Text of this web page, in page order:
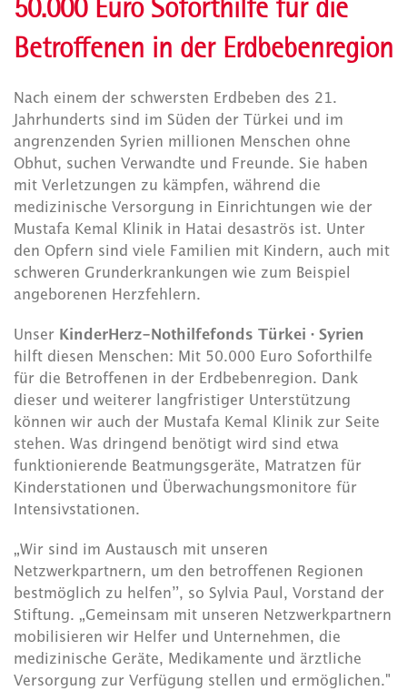
50.000 Euro Soforthilfe für die
Betroffenen in der Erdbebenregion
Nach einem der schwersten Erdbeben des 21.
Jahrhunderts sind im Süden der Türkei und im
angrenzenden Syrien millionen Menschen ohne
Obhut, suchen Verwandte und Freunde. Sie haben
mit Verletzungen zu kämpfen, während die
medizinische Versorgung in Einrichtungen wie der
Mustafa Kemal Klinik in Hatai desaströs ist. Unter
den Opfern sind viele Familien mit Kindern, auch mit
schweren Grunderkrankungen wie zum Beispiel
angeborenen Herzfehlern.
Unser KinderHerz-Nothilfefonds Türkei · Syrien
hilft diesen Menschen: Mit 50.000 Euro Soforthilfe
für die Betroffenen in der Erdbebenregion. Dank
dieser und weiterer langfristiger Unterstützung
können wir auch der Mustafa Kemal Klinik zur Seite
stehen. Was dringend benötigt wird sind etwa
funktionierende Beatmungsgeräte, Matratzen für
Kinderstationen und Überwachungsmonitore für
Intensivstationen.
„Wir sind im Austausch mit unseren
Netzwerkpartnern, um den betroffenen Regionen
bestmöglich zu helfen”, so Sylvia Paul, Vorstand der
Stiftung. „Gemeinsam mit unseren Netzwerkpartnern
mobilisieren wir Helfer und Unternehmen, die
medizinische Geräte, Medikamente und ärztliche
Versorgung zur Verfügung stellen und ermöglichen."